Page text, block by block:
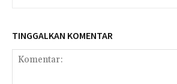
TINGGALKAN KOMENTAR